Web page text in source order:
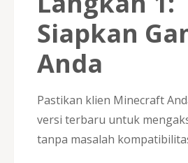
Siapkan
Anda
Pastikan klien Minecraft
versi terbaru untuk
tanpa masalah